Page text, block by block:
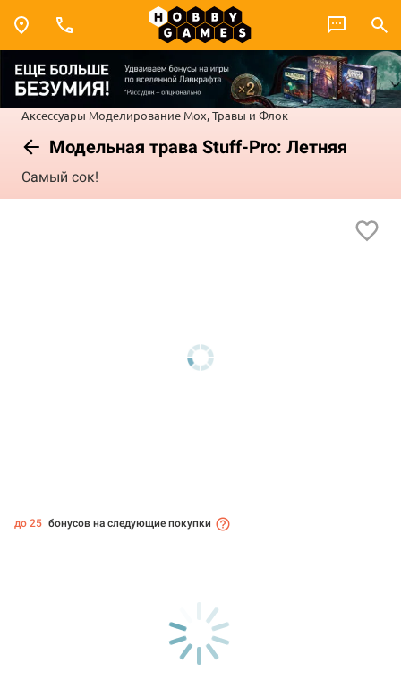
Аксессуары Моделирование Мох, Травы и Флок
Модельная трава Stuff-Pro: Летняя
Самый сок!
до 25 бонусов на следующие покупки